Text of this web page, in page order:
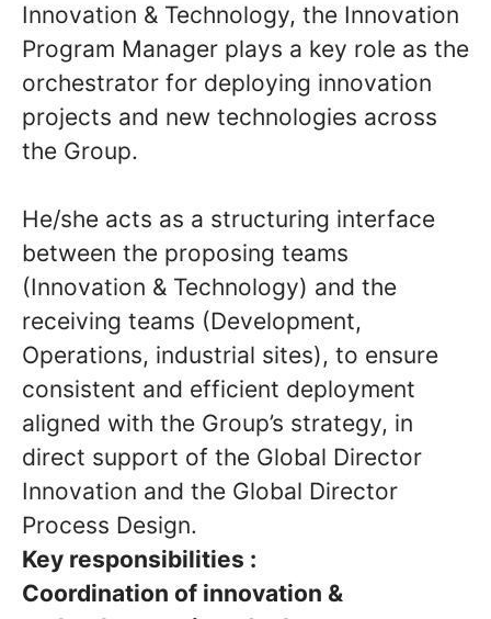
Innovation & Technology, the Innovation
Program Manager plays a key role as the
orchestrator for deploying innovation
projects and new technologies across
the Group.
He/she acts as a structuring interface
between the proposing teams
(Innovation & Technology) and the
receiving teams (Development,
Operations, industrial sites), to ensure
consistent and efficient deployment
aligned with the Group’s strategy, in
direct support of the Global Director
Innovation and the Global Director
Process Design.
Key responsibilities :
Coordination of innovation &